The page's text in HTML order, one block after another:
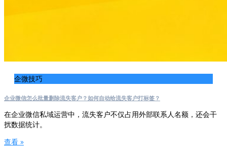
企微技巧
企业微信怎么批量删除流失客户？如何自动给流失客户打标签？
在企业微信私域运营中，流失客户不仅占用外部联系人名额，还会干
扰数据统计。
查看 »